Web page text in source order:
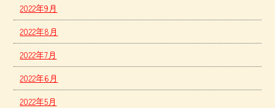
2022年9月
2022年8月
2022年7月
2022年6月
2022年5月